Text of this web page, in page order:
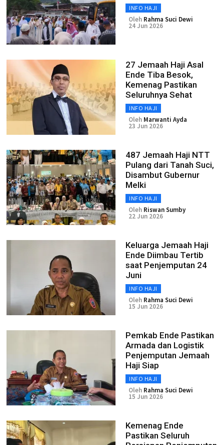
INFO HAJI
Oleh Rahma Suci Dewi
24 Jun 2026
27 Jemaah Haji Asal
Ende Tiba Besok,
Kemenag Pastikan
Seluruhnya Sehat
INFO HAJI
Oleh Marwanti Ayda
23 Jun 2026
487 Jemaah Haji NTT
Pulang dari Tanah Suci,
Disambut Gubernur
Melki
INFO HAJI
Oleh Riswan Sumby
22 Jun 2026
Keluarga Jemaah Haji
Ende Diimbau Tertib
saat Penjemputan 24
Juni
INFO HAJI
Oleh Rahma Suci Dewi
15 Jun 2026
Pemkab Ende Pastikan
Armada dan Logistik
Penjemputan Jemaah
Haji Siap
INFO HAJI
Oleh Rahma Suci Dewi
15 Jun 2026
Kemenag Ende
Pastikan Seluruh